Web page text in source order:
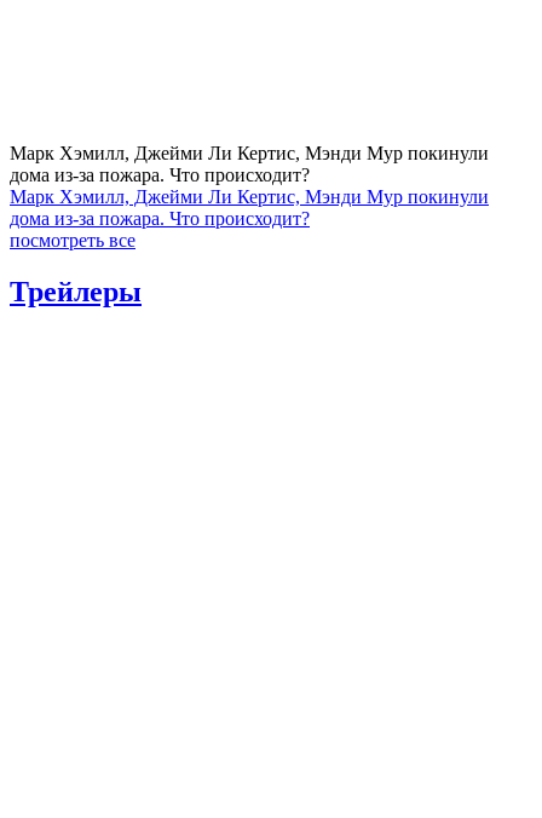
Марк Хэмилл, Джейми Ли Кертис, Мэнди Мур покинули
дома из-за пожара. Что происходит?
Марк Хэмилл, Джейми Ли Кертис, Мэнди Мур покинули
дома из-за пожара. Что происходит?
посмотреть все
Трейлеры